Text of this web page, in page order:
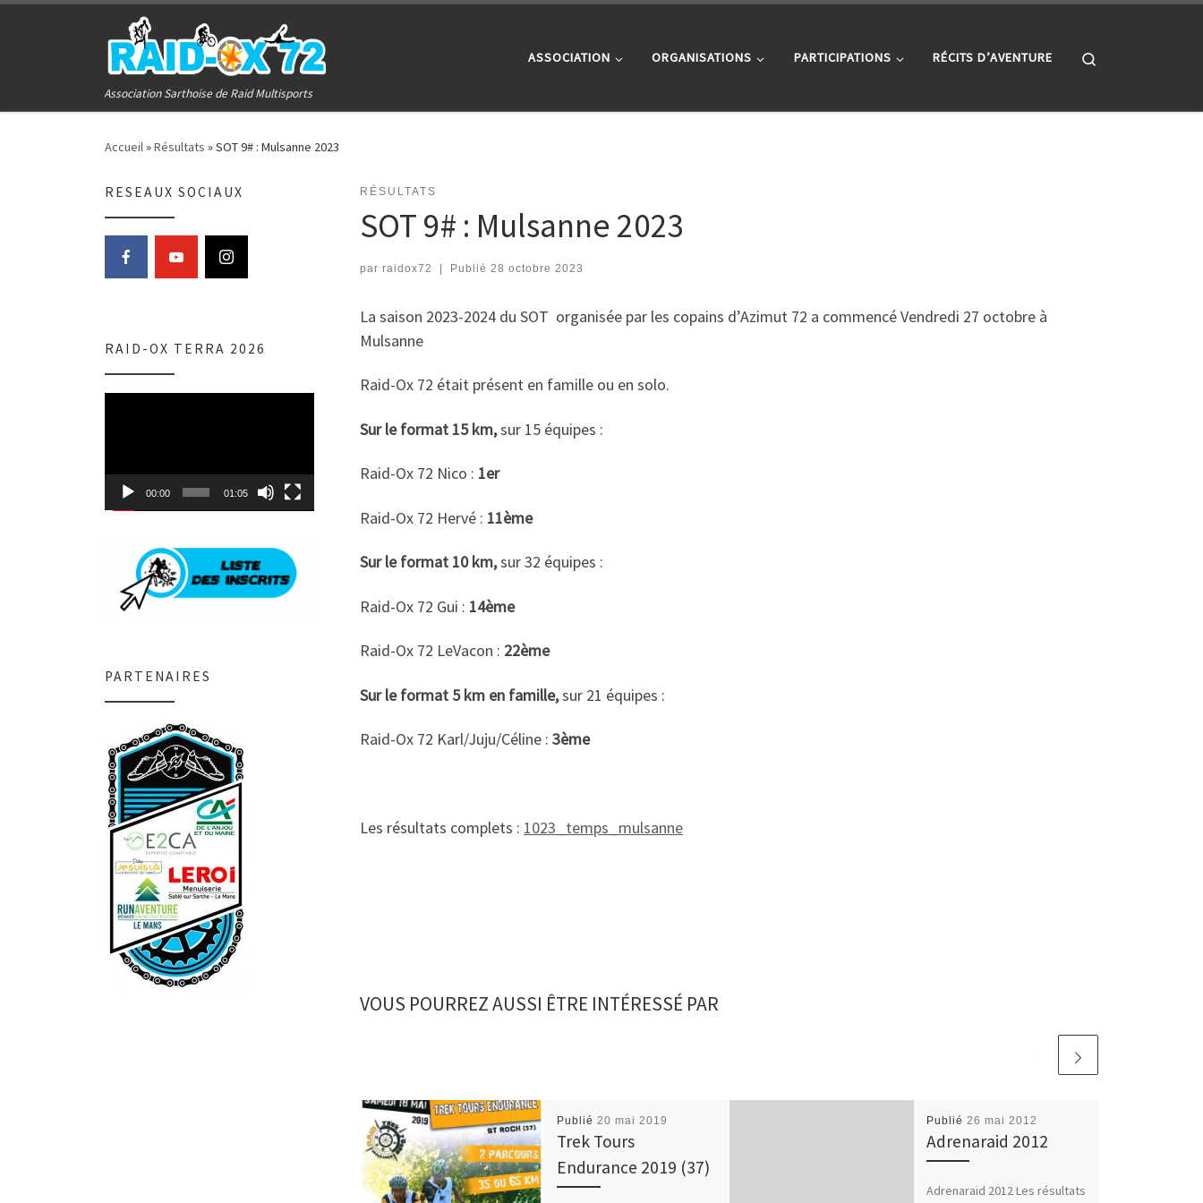
Association Sarthoise de Raid Multisports
ASSOCIATION ORGANISATIONS PARTICIPATIONS RÉCITS D’AVENTURE
Accueil»Résultats »SOT 9# : Mulsanne 2023
RÉSULTATS
SOT 9# : Mulsanne 2023
par raidox72 | Publié 28 octobre 2023
La saison 2023-2024 du SOT organisée par les copains d’Azimut 72 a commencé Vendredi 27 octobre à
Mulsanne
Raid-Ox 72 était présent en famille ou en solo.
Sur le format 15 km,sur 15 équipes :
Raid-Ox 72 Nico : 1er
Raid-Ox 72 Hervé : 11ème
Sur le format 10 km,sur 32 équipes :
Raid-Ox 72 Gui : 14ème
Raid-Ox 72 LeVacon : 22ème
Sur le format 5 km en famille,sur 21 équipes :
Raid-Ox 72 Karl/Juju/Céline : 3ème
Les résultats complets : 1023_temps_mulsanne
VOUS POURREZ AUSSI ÊTRE INTÉRESSÉ PAR
Publié20 mai 2019
Trek Tours
Endurance 2019 (37)
Publié 26 mai 2012
Adrenaraid 2012
Adrenaraid 2012 Les résultats
RESEAUX SOCIAUX
RAID-OX TERRA 2026
00:00 01:05
PARTENAIRES